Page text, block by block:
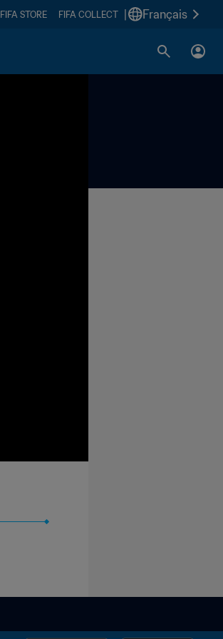
FIFA STORE FIFA COLLECT Français